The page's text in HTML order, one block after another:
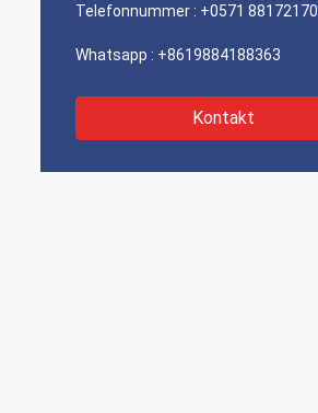
Telefonnummer : +0571 88172170
Whatsapp : +8619884188363
Kontakt